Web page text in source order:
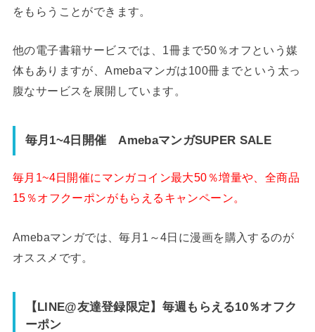
をもらうことができます。
他の電子書籍サービスでは、1冊まで50％オフという媒
体もありますが、Amebaマンガは100冊までという太っ
腹なサービスを展開しています。
毎月1~4日開催 AmebaマンガSUPER SALE
毎月1~4日開催にマンガコイン最大50％増量や、全商品
15％オフクーポンがもらえるキャンペーン。
Amebaマンガでは、毎月1～4日に漫画を購入するのが
オススメです。
【LINE@友達登録限定】毎週もらえる10％オフク
ーポン